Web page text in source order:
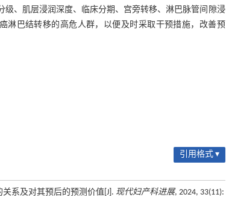
级、肌层浸润深度、临床分期、宫旁转移、淋巴脉管间隙浸
淋巴结转移的高危人群，以便及时采取干预措施，改善预
引用格式 ▾
系及对其预后的预测价值[J]. 现代妇产科进展, 2024, 33(11):